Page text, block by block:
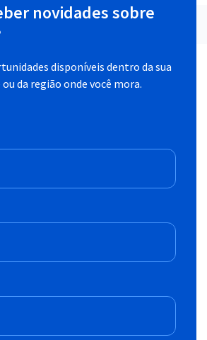
novidades sobre
disponíveis dentro da sua
da região onde você mora.